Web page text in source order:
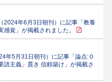
2024年6月3日朝刊）に記事「教養
感覚」が掲載されました。
年5月31日朝刊）に記事「論点:Ｏ
請主義」貫き 信頼築け」が掲載さ